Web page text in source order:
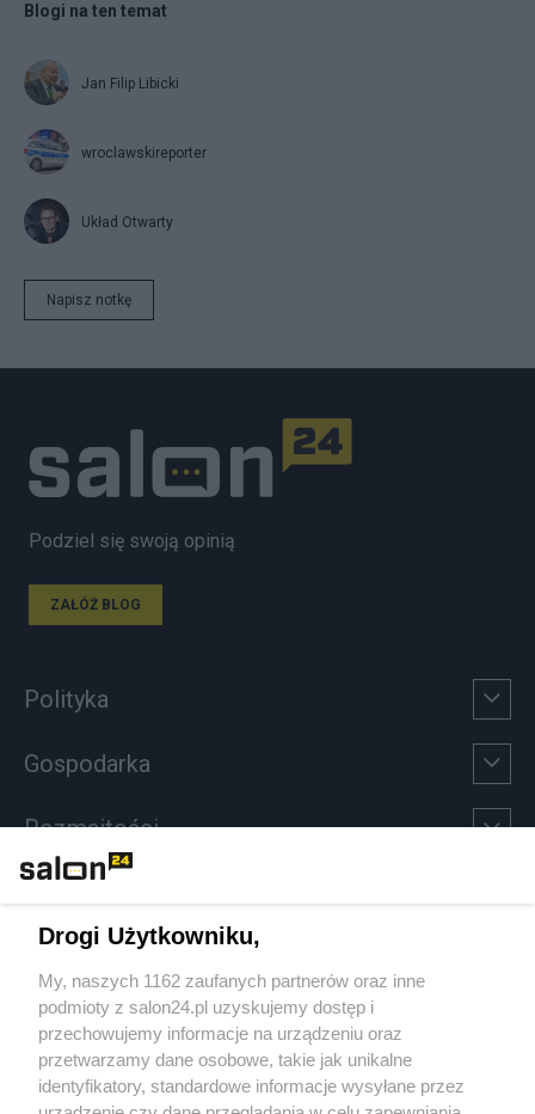
Blogi na ten temat
Jan Filip Libicki
wroclawskireporter
Układ Otwarty
Napisz notkę
Podziel się swoją opinią
ZAŁÓŻ BLOG
Polityka
Gospodarka
Rozmaitości
Sport
Społeczeństwo
Kultura
Drogi Użytkowniku,
My, naszych 1162 zaufanych partnerów oraz inne
podmioty z salon24.pl uzyskujemy dostęp i
przechowujemy informacje na urządzeniu oraz
przetwarzamy dane osobowe, takie jak unikalne
identyfikatory, standardowe informacje wysyłane przez